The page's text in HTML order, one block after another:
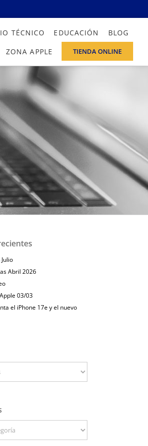
TÉCNICO EDUCACIÓN
BLOG
ZONA APPLE TIENDA ONLINE
Abril 2026
03/03
el iPhone 17e y el nuevo